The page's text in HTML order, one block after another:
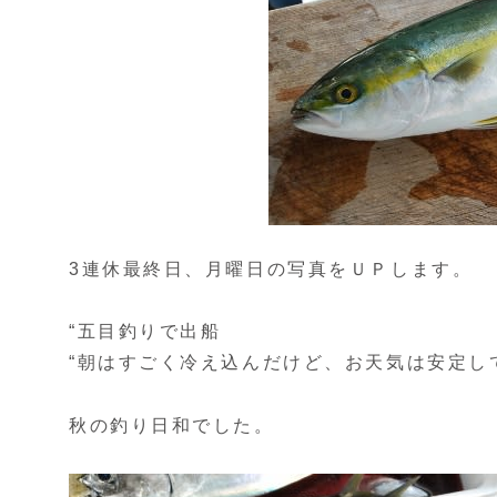
3連休最終日、月曜日の写真をＵＰします。
“五目釣りで出船
“朝はすごく冷え込んだけど、お天気は安定し
秋の釣り日和でした。